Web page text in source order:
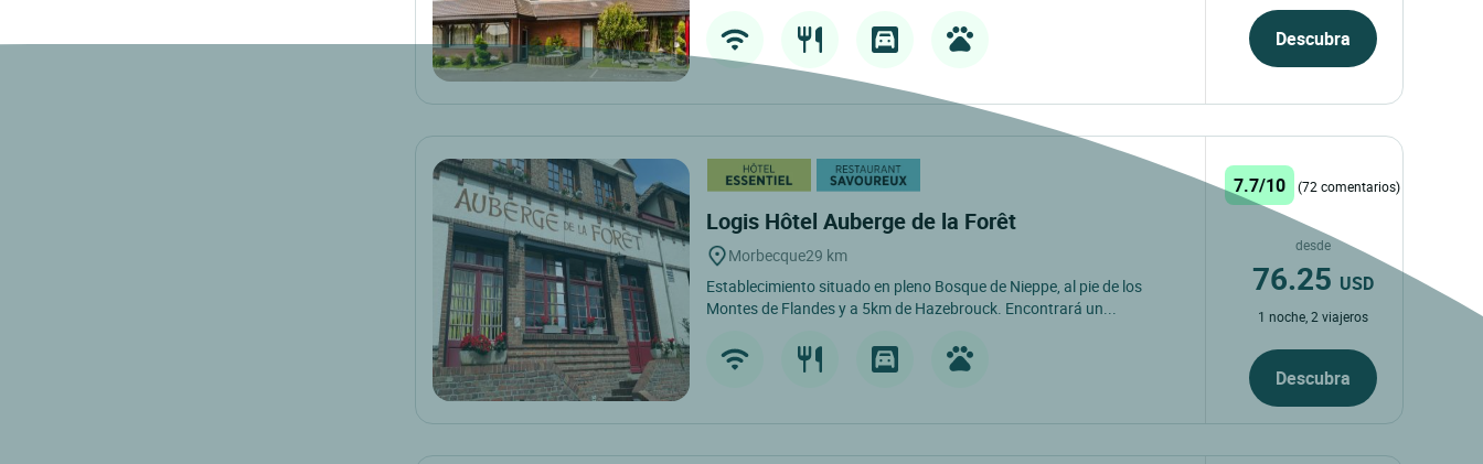
Descubra
Logis Hôtel Auberge de la Forêt
Morbecque29 km
Establecimiento situado en pleno Bosque de Nieppe, al pie de los
Montes de Flandes y a 5km de Hazebrouck. Encontrará un...
7.7/10 (72 comentarios)
desde
76.25 USD
1 noche, 2 viajeros
Descubra